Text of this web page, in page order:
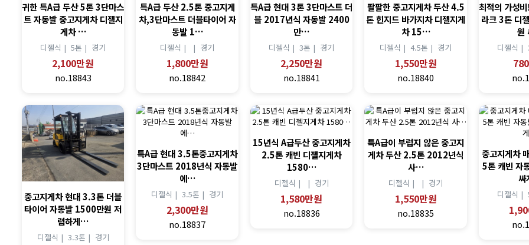
귀한 특A급 두산 5톤 3단마스
트 자동발 중고지게차 디젤지
게차 …
디젤식 |5톤 | 경기
2,100만원
no.18843
특A급 두산 2.5톤 중고지게
차,3단마스트 더블타이어 자
동발 1…
디젤식 | | 경기
1,800만원
no.18842
특A급 현대 3톤 3단마스트 더
블 2017년식 자동발 2400
만…
디젤식 |3톤 | 경기
2,250만원
no.18841
팔팔한 중고지게차 두산 4.5
톤 힌지드 바가지차 디젤지게
차 15…
디젤식 | 4.5톤 | 경기
1,550만원
no.18840
최적의 가성
라크 3톤 디
원
디젤식 |
중고지게차 현대 3.3톤 더블
타이어 자동발 1500만원 저
렴하게…
디젤식 | 3.3톤 | 경기
특A급 현대 3.5톤중고지게차
3단마스트 2018년식 자동발
에…
디젤식 |3.5톤 | 경기
2,300만원
no.18837
15년식 A급두산 중고지게차
2.5톤 캐빈 디젤지게차
1580…
디젤식 | | 경기
1,580만원
no.18836
특A급이 부럽지 않은 중고지
게차 두산 2.5톤 2012년식
사…
디젤식 | | 경기
1,550만원
no.18835
중고지게차
5톤 캐빈 자
디젤식 |